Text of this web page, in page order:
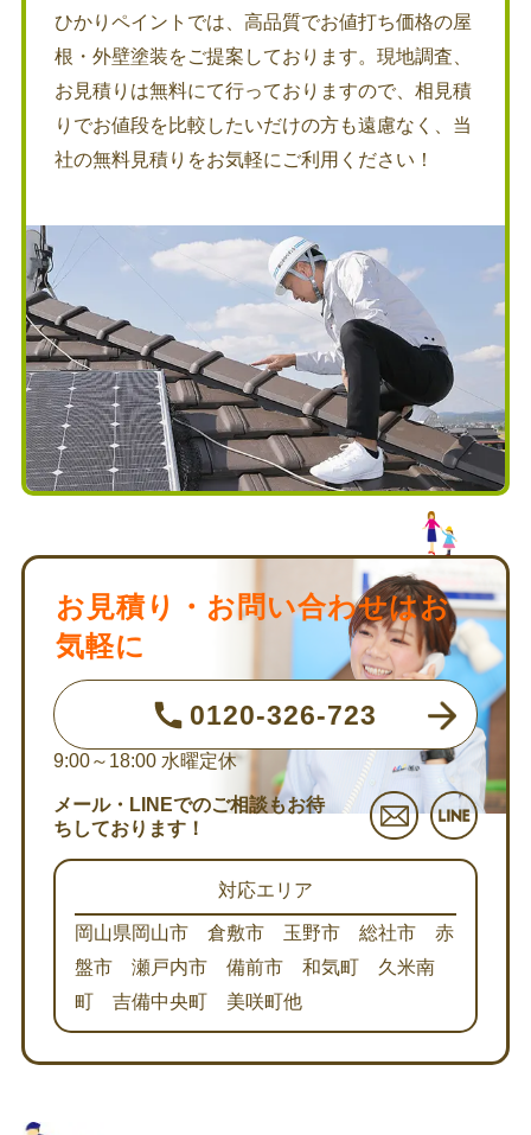
ひかりペイントでは、高品質でお値打ち価格の屋
根・外壁塗装をご提案しております。現地調査、
お見積りは無料にて行っておりますので、相見積
りでお値段を比較したいだけの方も遠慮なく、当
社の無料見積りをお気軽にご利用ください！
お見積り・お問い合わせはお
気軽に
0120-326-723
9:00～18:00 水曜定休
メール・LINEでのご相談もお待
ちしております！
対応エリア
岡山県岡山市 倉敷市 玉野市 総社市 赤
盤市 瀬戸内市 備前市 和気町 久米南
町 吉備中央町 美咲町他